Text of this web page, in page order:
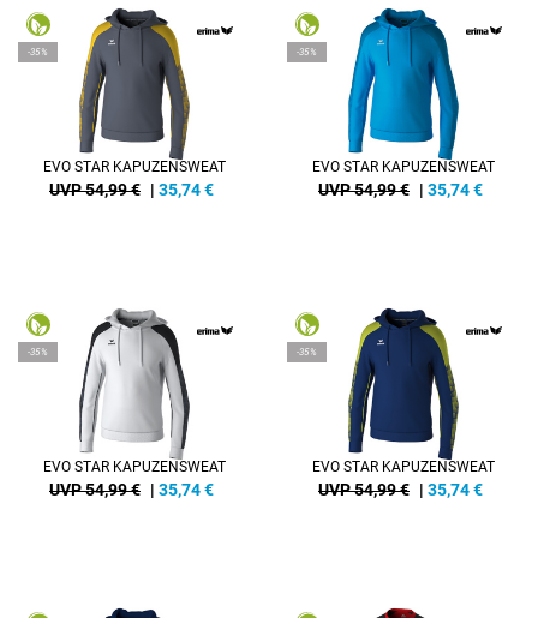
-35%
EVO STAR KAPUZENSWEAT
UVP 54,99 € | 35,74€
-35%
EVO STAR KAPUZENSWEAT
UVP 54,99 € | 35,74€
-35%
EVO STAR KAPUZENSWEAT
UVP 54,99 € | 35,74€
-35%
EVO STAR KAPUZENSWEAT
UVP 54,99 € | 35,74€